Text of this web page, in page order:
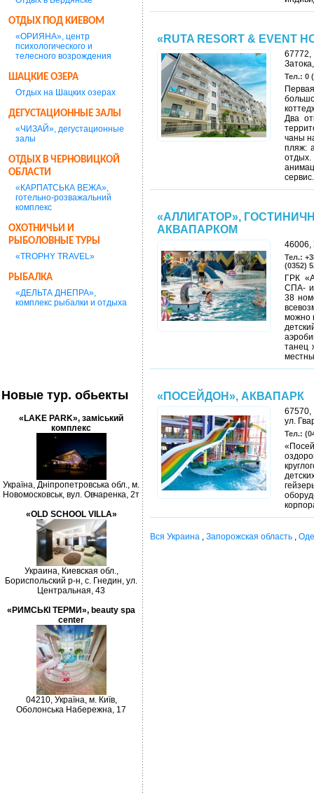
ОТДЫХ ПОД КИЕВОМ
«ОРИЯНА», центр
психологического и
телесного возрождения
ШАЦКИЕ ОЗЕРА
Отдых на Шацких озерах
ДЕГУСТАЦИОННЫЕ ЗАЛЫ
«ЧИЗАЙ», дегустационные
залы
ОТДЫХ В ЧЕРНОВИЦКОЙ
ОБЛАСТИ
«КАРПАТСЬКА ВЕЖА»,
готельно-розважальний
комплекс
ОХОТНИЧЬИ И
РЫБОЛОВНЫЕ ТУРЫ
«TROPHY TRAVEL»
РЫБАЛКА
«ДЕЛЬТА ДНЕПРА»,
комплекс рыбалки и отдыха
Новые тур. обьекты
«LAKE PARK», заміський
комплекс
Україна, Дніпропетровська обл., м.
Новомосковськ, вул. Овчаренка, 2т
«OLD SCHOOL VILLA»
Украина, Киевская обл.,
Бориспольский р-н, с. Гнедин, ул.
Центральная, 43
«РИМСЬКІ ТЕРМИ», beauty spa
center
04210, Україна, м. Київ,
Оболонська Набережна, 17
«RUTA RESORT & EVENT
67772,
Тел.: 0
Два
чаны
пляж:
«АЛЛИГАТОР»,
АКВАПАРКОМ
46006,
Тел.:
(0352)
ГРК
СПА- и
38
можно
танец
«ПОСЕЙДОН», АКВАПАРК
67570,
ул.
Тел.:
Вся Украина , Запорожская область ,